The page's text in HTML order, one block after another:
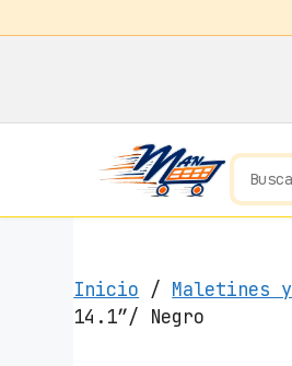
Inicio / Maletines
14.1″/ Negro